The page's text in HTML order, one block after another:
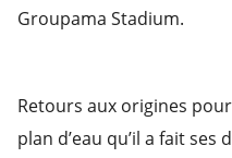
Groupama Stadium.
Retours aux origines
plan d’eau qu’il a fait